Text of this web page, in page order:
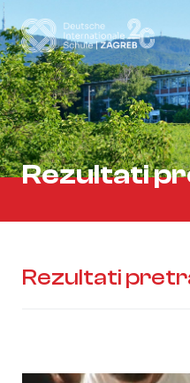
Rezultati
Rezultati